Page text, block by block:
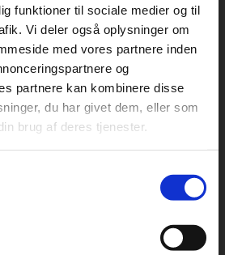
funktioner til sociale medier og til
Vi deler også oplysninger om
med vores partnere inden
og
partnere kan kombinere disse
du har givet dem, eller som
brug af deres tjenester.
og
får
For institutioner og
virksomheder. Du
får vist priser ekskl.